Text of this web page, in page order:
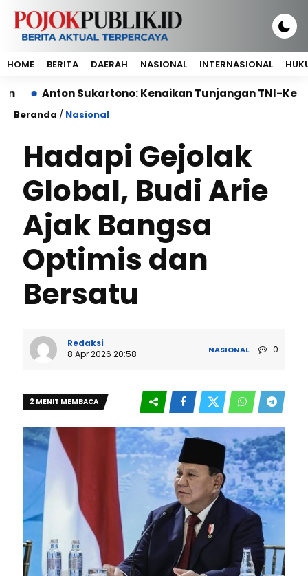
HOME BERITA DAERAH NASIONAL INTERNASIONAL
Sukartono: Kenaikan Tunjangan TNI-Kemhan
Beranda / Nasional
Hadapi Gejolak
Global, Budi Arie
Ajak Bangsa
Optimis dan
Bersatu
Redaksi
8 Apr 2026 20:58
NASIONAL 0
2 MENIT MEMBACA